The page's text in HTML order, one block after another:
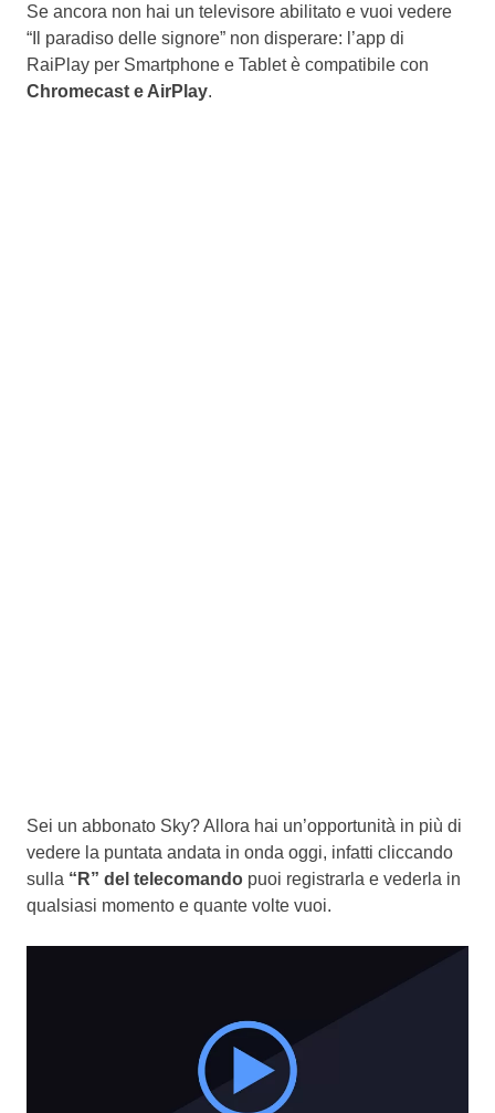
Se ancora non hai un televisore abilitato e vuoi vedere
“Il paradiso delle signore” non disperare: l’app di
RaiPlay per Smartphone e Tablet è compatibile con
Chromecast e AirPlay.
Sei un abbonato Sky? Allora hai un’opportunità in più di
vedere la puntata andata in onda oggi, infatti cliccando
sulla “R” del telecomando puoi registrarla e vederla in
qualsiasi momento e quante volte vuoi.